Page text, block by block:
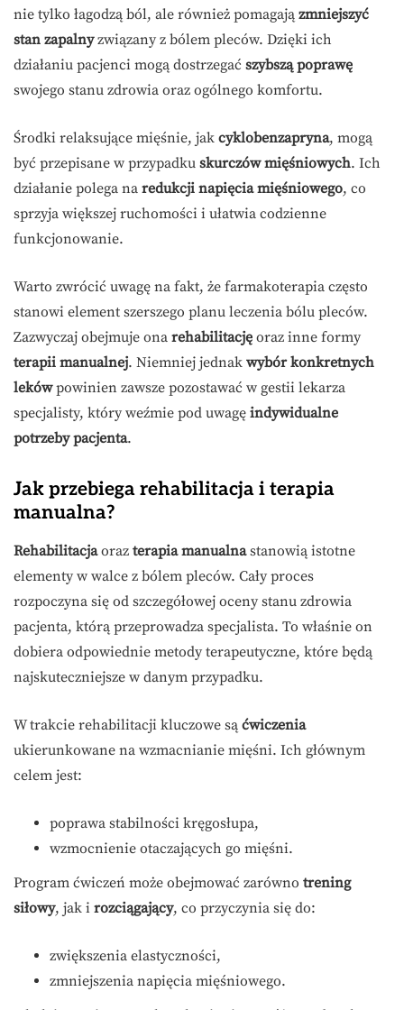
nie tylko łagodzą ból, ale również pomagają zmniejszyć
stan zapalnyzwiązany z bólem pleców. Dzięki ich
działaniu pacjenci mogą dostrzegać szybszą poprawę
swojego stanu zdrowia oraz ogólnego komfortu.
Środki relaksujące mięśnie, jak cyklobenzapryna, mogą
być przepisane w przypadku skurczów mięśniowych. Ich
działanie polega na redukcji napięcia mięśniowego, co
sprzyja większej ruchomości i ułatwia codzienne
funkcjonowanie.
Warto zwrócić uwagę na fakt, że farmakoterapia często
stanowi element szerszego planu leczenia bólu pleców.
Zazwyczaj obejmuje ona rehabilitację oraz inne formy
terapii manualnej. Niemniej jednak wybór konkretnych
lekówpowinien zawsze pozostawać w gestii lekarza
specjalisty, który weźmie pod uwagę indywidualne
potrzeby pacjenta.
Jak przebiega rehabilitacja i terapia
manualna?
Rehabilitacjaoraz terapia manualnastanowią istotne
elementy w walce z bólem pleców. Cały proces
rozpoczyna się od szczegółowej oceny stanu zdrowia
pacjenta, którą przeprowadza specjalista. To właśnie on
dobiera odpowiednie metody terapeutyczne, które będą
najskuteczniejsze w danym przypadku.
W trakcie rehabilitacji kluczowe są ćwiczenia
ukierunkowane na wzmacnianie mięśni. Ich głównym
celem jest:
poprawa stabilności kręgosłupa,
wzmocnienie otaczających go mięśni.
Program ćwiczeń może obejmować zarówno trening
siłowy, jak i rozciągający, co przyczynia się do:
zwiększenia elastyczności,
zmniejszenia napięcia mięśniowego.